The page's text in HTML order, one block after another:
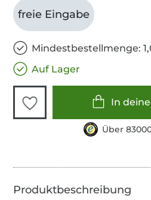
freie Eingabe
Mindestbestellmenge:
Auf Lager
In
Über